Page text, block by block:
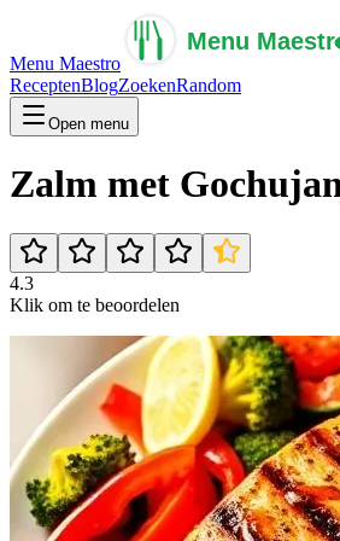
Menu Maestro
ReceptenBlogZoekenRandom
Open menu
Zalm met
4.3
Klik om te beoordelen